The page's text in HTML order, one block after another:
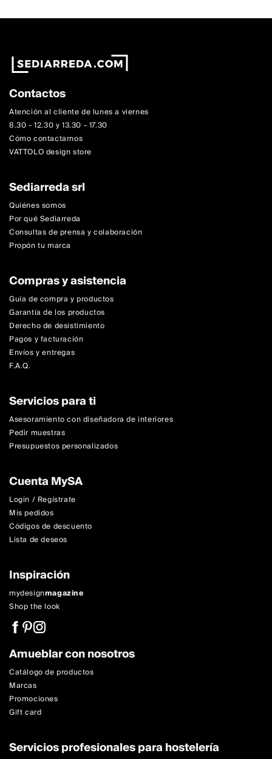
Contactos
Atención al cliente de lunes a viernes
8.30 - 12.30 y 13.30 - 17.30
Cómo contactarnos
VATTOLO design store
Sediarreda srl
Quiénes somos
Por qué Sediarreda
Consultas de prensa y colaboración
Propón tu marca
Compras y asistencia
Guía de compra y productos
Garantía de los productos
Derecho de desistimiento
Pagos y facturación
Envíos y entregas
F.A.Q.
Servicios para ti
Asesoramiento con diseñadora de interiores
Pedir muestras
Presupuestos personalizados
Cuenta MySA
Login / Regístrate
Mis pedidos
Códigos de descuento
Lista de deseos
Inspiración
mydesignmagazine
Shop the look
Amueblar con nosotros
Catálogo de productos
Marcas
Promociones
Gift card
Servicios profesionales para hostelería